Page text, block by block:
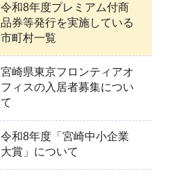
令和8年度プレミアム付商
品券等発行を実施している
市町村一覧
宮崎県東京フロンティアオ
フィスの入居者募集につい
て
令和8年度「宮崎中小企業
大賞」について